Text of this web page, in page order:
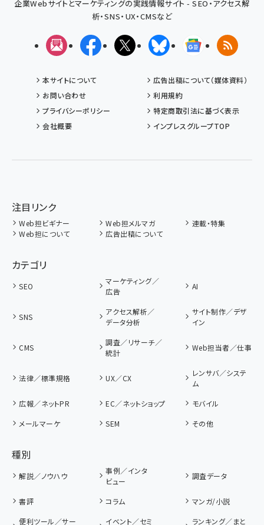
企業Webサイトとマーケティングの実践情報サイト - SEO・アクセス解
析・SNS・UX・CMSなど
メルマガFacebookX(エックス)BlueskyGoogleニュ
RSS
本サイトについて
広告出稿について（媒体資料）
お問い合わせ
利用規約
プライバシーポリシー
特定商取引法に基づく表示
会社概要
インプレスグループTOP
注目リンク
Web担ビギナー Web担メルマガ
連載・特集
Web担について
広告出稿について
カテゴリ
SEO
マーケティング／
広告
AI
SNS
アクセス解析／
データ分析
サイト制作／デザ
イン
CMS
調査／リサーチ／
統計
Web担当者／仕事
法律／標準規格 UX／CX
レンサバ／システ
ム
広報／ネットPR
EC／ネットショップ
モバイル
メールマーケ
SEM その他
種別
解説／ノウハウ
事例／インタ
ビュー
調査データ
書評 コラム
マンガ/小説
便利ツール／サー
イベント／セミ ランキング／まと